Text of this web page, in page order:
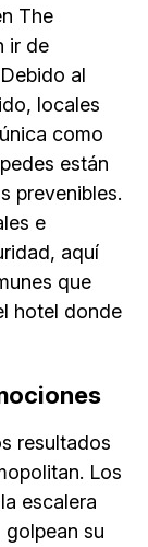
The
ir de
al
locales
como
están
prevenibles.
e
aquí
que
hotel donde
resultados
Los
escalera
golpean su